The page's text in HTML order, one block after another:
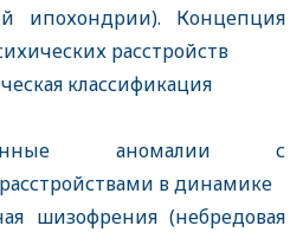
ипохондрии). Концепция
расстройств
классификация
аномалии с
в динамике
шизофрения (небредовая